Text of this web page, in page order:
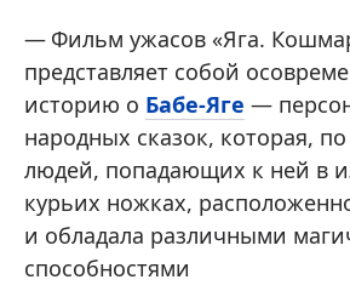
Фильм ужасов «Яга.
представляет собой
историю о Бабе-Яге —
народных сказок, которая,
людей, попадающих к ней в
курьих ножках,
и обладала различными
способностями